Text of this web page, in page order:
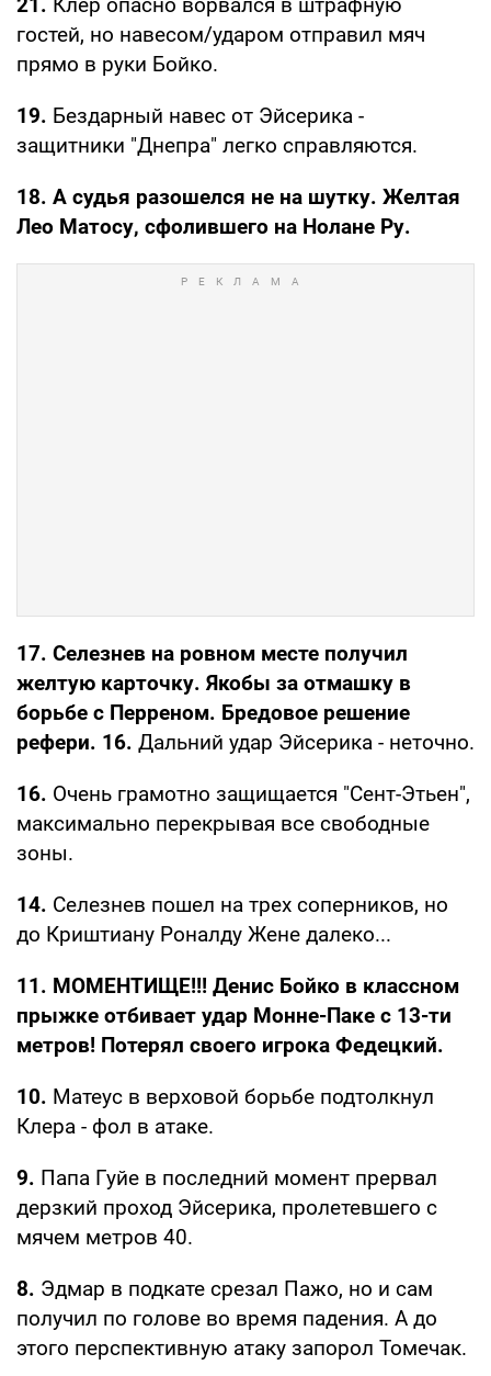
гостей, но навесом/ударом отправил мяч
прямо в руки Бойко.
19. Бездарный навес от Эйсерика -
защитники "Днепра" легко справляются.
18. А судья разошелся не на шутку. Желтая
Лео Матосу, сфолившего на Нолане Ру.
17. Селезнев на ровном месте получил
желтую карточку. Якобы за отмашку в
борьбе с Перреном. Бредовое решение
рефери. 16. Дальний удар Эйсерика - неточно.
16. Очень грамотно защищается "Сент-Этьен",
максимально перекрывая все свободные
зоны.
14. Селезнев пошел на трех соперников, но
до Криштиану Роналду Жене далеко...
11. МОМЕНТИЩЕ!!! Денис Бойко в классном
прыжке отбивает удар Монне-Паке с 13-ти
метров! Потерял своего игрока Федецкий.
10. Матеус в верховой борьбе подтолкнул
Клера - фол в атаке.
9. Папа Гуйе в последний момент прервал
дерзкий проход Эйсерика, пролетевшего с
мячем метров 40.
8. Эдмар в подкате срезал Пажо, но и сам
получил по голове во время падения. А до
этого перспективную атаку запорол Томечак.